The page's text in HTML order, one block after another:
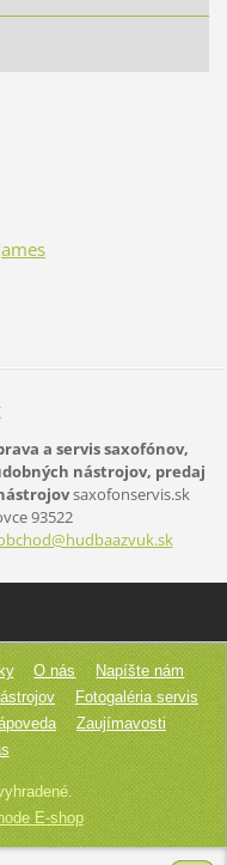
a servis saxofónov,
nástrojov, predaj
saxofonservis.sk
93522
O nás
Napíšte nám
Fotogaléria servis
Zaujímavosti
E-shop